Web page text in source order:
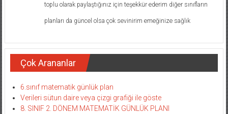
toplu olarak paylaştığınız için teşekkür ederim diğer sınıfların
planları da güncel olsa çok sevinirim emeğinize sağlık
Çok Arananlar
6.sınıf matematik günlük plan
Verileri sütun daire veya çizgi grafiği ile göste
8. SINIF 2. DÖNEM MATEMATİK GÜNLÜK PLANI